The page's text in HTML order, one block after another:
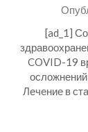
[ad_1]
COVID-19
Лечение в